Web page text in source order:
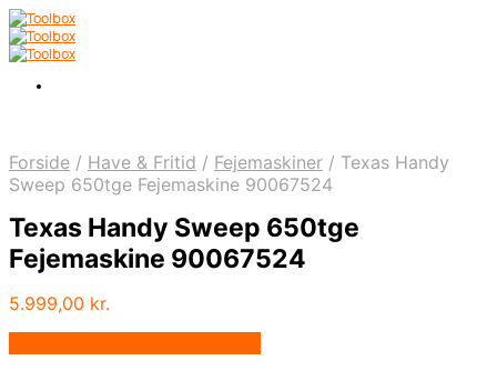
Forside / Have & Fritid / Fejemaskiner / Texas Handy
Sweep 650tge Fejemaskine 90067524
Texas Handy Sweep 650tge
Fejemaskine 90067524
5.999,00 kr.